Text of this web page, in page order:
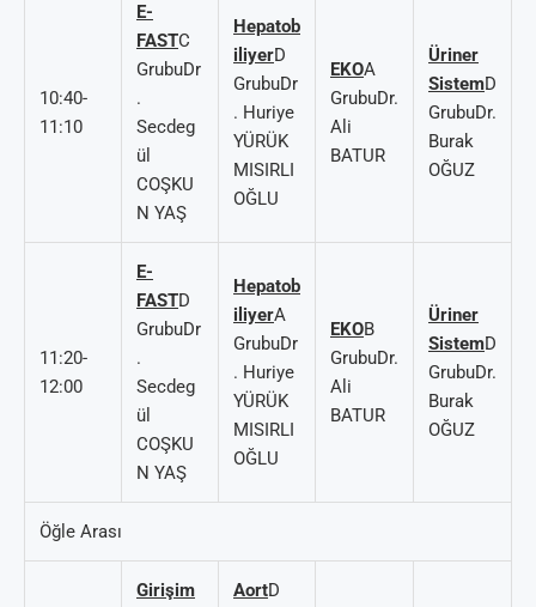
10:40-
11:10
E-
FASTC
GrubuDr
.
Secdeg
ül
COŞKU
N YAŞ
Hepatob
iliyerD
GrubuDr
. Huriye
YÜRÜK
MISIRLI
OĞLU
EKOA
GrubuDr.
Ali
BATUR
Üriner
SistemD
GrubuDr.
Burak
OĞUZ
11:20-
12:00
E-
FASTD
GrubuDr
.
Secdeg
ül
COŞKU
N YAŞ
Hepatob
iliyerA
GrubuDr
. Huriye
YÜRÜK
MISIRLI
OĞLU
EKOB
GrubuDr.
Ali
BATUR
Üriner
SistemD
GrubuDr.
Burak
OĞUZ
Öğle Arası
Girişim
AortD